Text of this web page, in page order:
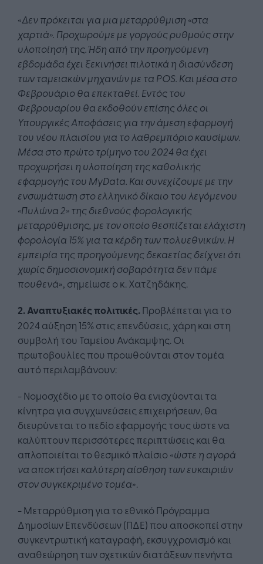
«Δεν πρόκειται για μια μεταρρύθμιση «στα
χαρτιά». Προχωρούμε με γοργούς ρυθμούς στην
υλοποίησή της. Ήδη από την προηγούμενη
εβδομάδα έχει ξεκινήσει πιλοτικά η διασύνδεση
των ταμειακών μηχανών με τα POS. Kαι μέσα στο
Φεβρουάριο θα επεκταθεί. Εντός του
Φεβρουαρίου θα εκδοθούν επίσης όλες οι
Υπουργικές Αποφάσεις για την άμεση εφαρμογή
του νέου πλαισίου για το λαθρεμπόριο καυσίμων.
Μέσα στο πρώτο τρίμηνο του 2024 θα έχει
προχωρήσει η υλοποίηση της καθολικής
εφαρμογής του MyData. Και συνεχίζουμε με την
ενσωμάτωση στο ελληνικό δίκαιο του λεγόμενου
«Πυλώνα 2» της διεθνούς φορολογικής
μεταρρύθμισης, με τον οποίο θεσπίζεται ελάχιστη
φορολογία 15% για τα κέρδη των πολυεθνικών. Η
εμπειρία της προηγούμενης δεκαετίας δείχνει ότι
χωρίς δημοσιονομική σοβαρότητα δεν πάμε
πουθενά», σημείωσε ο κ. Χατζηδάκης.
2. Αναπτυξιακές πολιτικές.Προβλέπεται για το
2024 αύξηση 15% στις επενδύσεις, χάρη και στη
συμβολή του Ταμείου Ανάκαμψης. Οι
πρωτοβουλίες που προωθούνται στον τομέα
αυτό περιλαμβάνουν:
- Νομοσχέδιο με το οποίο θα ενισχύονται τα
κίνητρα για συγχωνεύσεις επιχειρήσεων, θα
διευρύνεται το πεδίο εφαρμογής τους ώστε να
καλύπτουν περισσότερες περιπτώσεις και θα
απλοποιείται το θεσμικό πλαίσιο «ώστε η αγορά
να αποκτήσει καλύτερη αίσθηση των ευκαιριών
στον συγκεκριμένο τομέα».
- Μεταρρύθμιση για το εθνικό Πρόγραμμα
Δημοσίων Επενδύσεων (ΠΔΕ) που αποσκοπεί στην
συγκεντρωτική καταγραφή, εκσυγχρονισμό και
αναθεώρηση των σχετικών διατάξεων πενήντα